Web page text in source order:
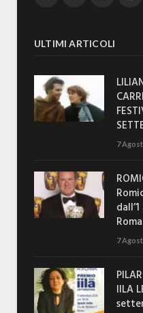
ULTIMI ARTICOLI
7
7
IILA